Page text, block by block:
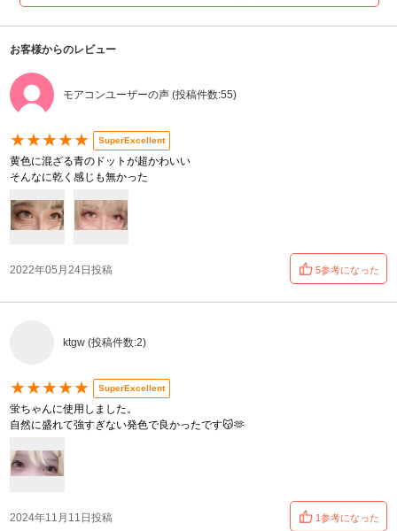
お客様からのレビュー
モアコンユーザーの声 (投稿件数:55)
★★★★★ SuperExcellent
黄色に混ざる青のドットが超かわいい
そんなに乾く感じも無かった
2022年05月24日投稿 5参考になった
ktgw (投稿件数:2)
★★★★★ SuperExcellent
蛍ちゃんに使用しました。
自然に盛れて強すぎない発色で良かったです😽🫶
2024年11月11日投稿 1参考になった